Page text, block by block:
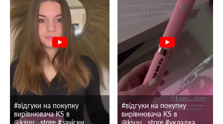
#відгуки на покупку
вирівнювача KS в
@ksuu__store #зачіски
#відгуки на покупку
вирівнювача KS в
@ksuu__store #укладка